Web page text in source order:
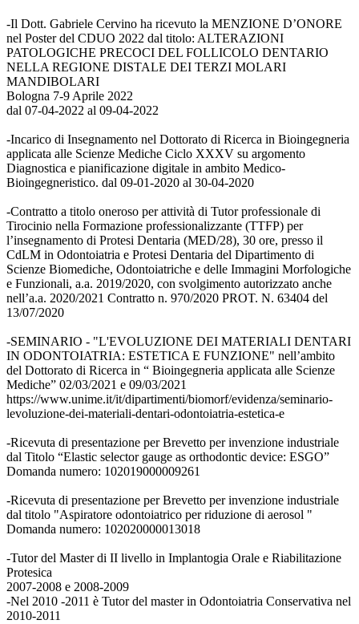
-Il Dott. Gabriele Cervino ha ricevuto la MENZIONE D’ONORE
nel Poster del CDUO 2022 dal titolo: ALTERAZIONI
PATOLOGICHE PRECOCI DEL FOLLICOLO DENTARIO
NELLA REGIONE DISTALE DEI TERZI MOLARI
MANDIBOLARI
Bologna 7-9 Aprile 2022
dal 07-04-2022 al 09-04-2022
-Incarico di Insegnamento nel Dottorato di Ricerca in Bioingegneria
applicata alle Scienze Mediche Ciclo XXXV su argomento
Diagnostica e pianificazione digitale in ambito Medico-
Bioingegneristico. dal 09-01-2020 al 30-04-2020
-Contratto a titolo oneroso per attività di Tutor professionale di
Tirocinio nella Formazione professionalizzante (TTFP) per
l’insegnamento di Protesi Dentaria (MED/28), 30 ore, presso il
CdLM in Odontoiatria e Protesi Dentaria del Dipartimento di
Scienze Biomediche, Odontoiatriche e delle Immagini Morfologiche
e Funzionali, a.a. 2019/2020, con svolgimento autorizzato anche
nell’a.a. 2020/2021 Contratto n. 970/2020 PROT. N. 63404 del
13/07/2020
-SEMINARIO - "L'EVOLUZIONE DEI MATERIALI DENTARI
IN ODONTOIATRIA: ESTETICA E FUNZIONE" nell’ambito
del Dottorato di Ricerca in “ Bioingegneria applicata alle Scienze
Mediche” 02/03/2021 e 09/03/2021
https://www.unime.it/it/dipartimenti/biomorf/evidenza/seminario-
levoluzione-dei-materiali-dentari-odontoiatria-estetica-e
-Ricevuta di presentazione per Brevetto per invenzione industriale
dal Titolo “Elastic selector gauge as orthodontic device: ESGO”
Domanda numero: 102019000009261
-Ricevuta di presentazione per Brevetto per invenzione industriale
dal titolo "Aspiratore odontoiatrico per riduzione di aerosol "
Domanda numero: 102020000013018
-Tutor del Master di II livello in Implantogia Orale e Riabilitazione
Protesica
2007-2008 e 2008-2009
-Nel 2010 -2011 è Tutor del master in Odontoiatria Conservativa nel
2010-2011